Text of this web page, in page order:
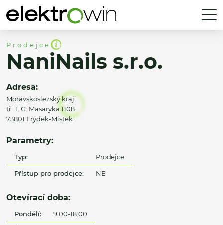
Prodejce
NaniNails s.r.o.
Adresa:
Moravskoslezský kraj
tř. T. G. Masaryka 1108
73801 Frýdek-Místek
Parametry:
Typ: Prodejce
Přístup pro prodejce: NE
Otevírací doba:
Pondělí: 9:00-18:00